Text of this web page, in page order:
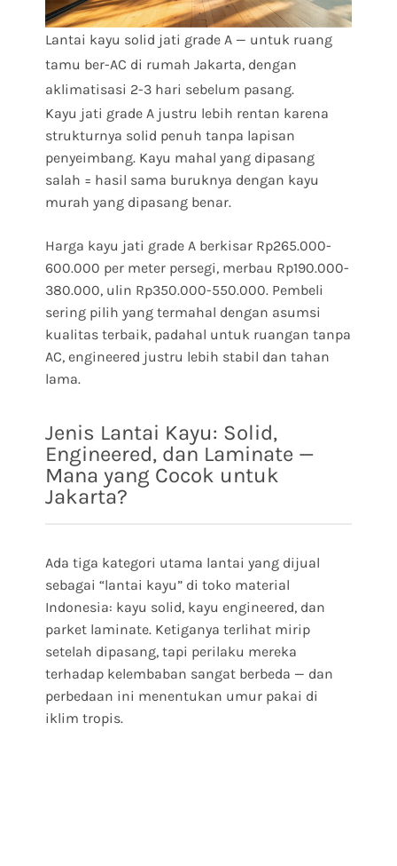
Lantai kayu solid jati grade A — untuk ruang
tamu ber-AC di rumah Jakarta, dengan
aklimatisasi 2-3 hari sebelum pasang.
Kayu jati grade A justru lebih rentan karena
strukturnya solid penuh tanpa lapisan
penyeimbang. Kayu mahal yang dipasang
salah = hasil sama buruknya dengan kayu
murah yang dipasang benar.
Harga kayu jati grade A berkisar Rp265.000-
600.000 per meter persegi, merbau Rp190.000-
380.000, ulin Rp350.000-550.000. Pembeli
sering pilih yang termahal dengan asumsi
kualitas terbaik, padahal untuk ruangan tanpa
AC, engineered justru lebih stabil dan tahan
lama.
Jenis Lantai Kayu: Solid,
Engineered, dan Laminate —
Mana yang Cocok untuk
Jakarta?
Ada tiga kategori utama lantai yang dijual
sebagai “lantai kayu” di toko material
Indonesia: kayu solid, kayu engineered, dan
parket laminate. Ketiganya terlihat mirip
setelah dipasang, tapi perilaku mereka
terhadap kelembaban sangat berbeda — dan
perbedaan ini menentukan umur pakai di
iklim tropis.